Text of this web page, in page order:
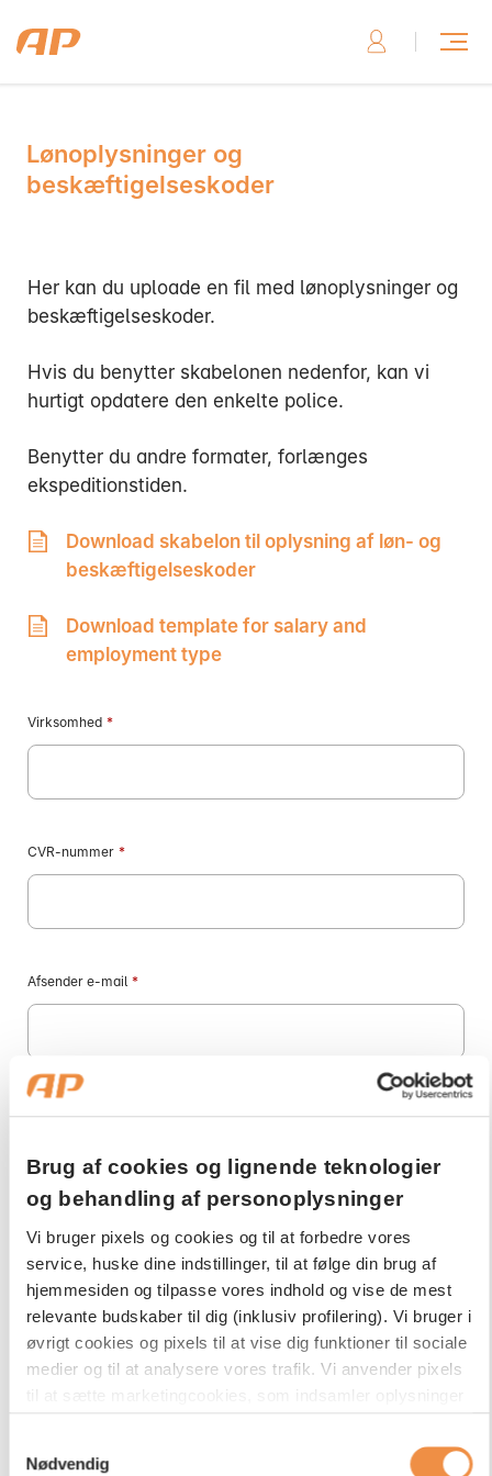
Brug af cookies og lignende teknologier
og behandling af personoplysninger
Vi bruger pixels og cookies og til at forbedre vores
service, huske dine indstillinger, til at følge din brug af
hjemmesiden og tilpasse vores indhold og vise de mest
relevante budskaber til dig (inklusiv profilering). Vi bruger i
øvrigt cookies og pixels til at vise dig funktioner til sociale
medier og til at analysere vores trafik. Vi anvender pixels
til at sætte marketingcookies, som indsamler oplysninger
kan blive delt med tredjepartsudbydere indenfor sociale
Nødvendig
Lønoplysninger og
beskæftigelseskoder
Her kan du uploade en fil med lønoplysninger og
beskæftigelseskoder.
Hvis du benytter skabelonen nedenfor, kan vi
hurtigt opdatere den enkelte police.
Benytter du andre formater, forlænges
ekspeditionstiden.
Download skabelon til oplysning af løn- og
beskæftigelseskoder
Download template for salary and
employment type
Virksomhed *
CVR-nummer *
Afsender e-mail *
Jeg er ikke en robot
Skriv til os, hvis du har brug for hjælp
Ring til os, hvis du har brug for hjælp
Mandag:
Tirsdag:
Torsdag:
Fredag: